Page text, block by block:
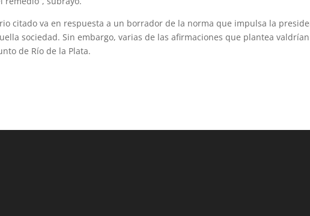
citado va en respuesta a un borrador de la norma que impulsa la
sociedad. Sin embargo, varias de las afirmaciones que plantea valdrían
de Río de la Plata.